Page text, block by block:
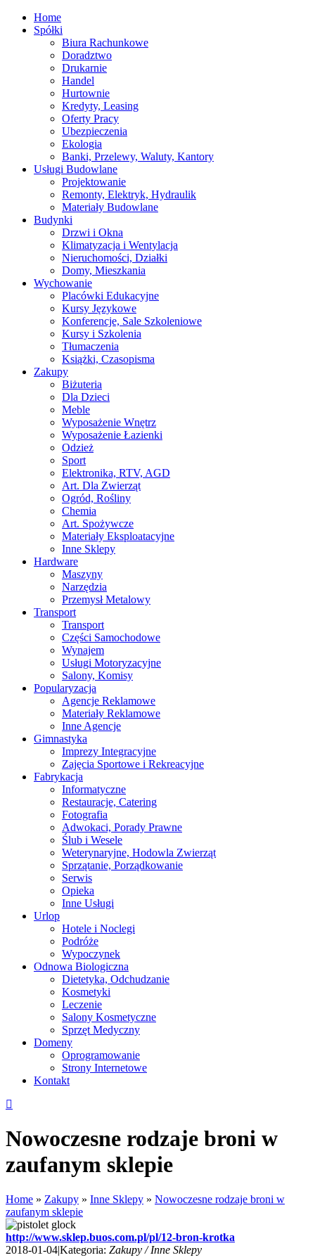
Home
Spółki
Biura Rachunkowe
Doradztwo
Drukarnie
Handel
Hurtownie
Kredyty, Leasing
Oferty Pracy
Ubezpieczenia
Ekologia
Banki, Przelewy, Waluty, Kantory
Usługi Budowlane
Projektowanie
Remonty, Elektryk, Hydraulik
Materiały Budowlane
Budynki
Drzwi i Okna
Klimatyzacja i Wentylacja
Nieruchomości, Działki
Domy, Mieszkania
Wychowanie
Placówki Edukacyjne
Kursy Językowe
Konferencje, Sale Szkoleniowe
Kursy i Szkolenia
Tłumaczenia
Książki, Czasopisma
Zakupy
Biżuteria
Dla Dzieci
Meble
Wyposażenie Wnętrz
Wyposażenie Łazienki
Odzież
Sport
Elektronika, RTV, AGD
Art. Dla Zwierząt
Ogród, Rośliny
Chemia
Art. Spożywcze
Materiały Eksploatacyjne
Inne Sklepy
Hardware
Maszyny
Narzędzia
Przemysł Metalowy
Transport
Transport
Części Samochodowe
Wynajem
Usługi Motoryzacyjne
Salony, Komisy
Popularyzacja
Agencje Reklamowe
Materiały Reklamowe
Inne Agencje
Gimnastyka
Imprezy Integracyjne
Zajęcia Sportowe i Rekreacyjne
Fabrykacja
Informatyczne
Restauracje, Catering
Fotografia
Adwokaci, Porady Prawne
Ślub i Wesele
Weterynaryjne, Hodowla Zwierząt
Sprzątanie, Porządkowanie
Serwis
Opieka
Inne Usługi
Urlop
Hotele i Noclegi
Podróże
Wypoczynek
Odnowa Biologiczna
Dietetyka, Odchudzanie
Kosmetyki
Leczenie
Salony Kosmetyczne
Sprzęt Medyczny
Domeny
Oprogramowanie
Strony Internetowe
Kontakt
Nowoczesne rodzaje broni w
zaufanym sklepie
Home » Zakupy » Inne Sklepy » Nowoczesne rodzaje broni w
zaufanym sklepie
http://www.sklep.buos.com.pl/pl/12-bron-krotka
2018-01-04|Kategoria: Zakupy / Inne Sklepy